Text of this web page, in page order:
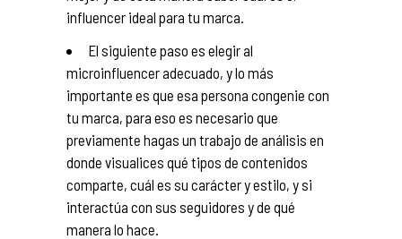
influencer ideal para tu marca.
El siguiente paso es elegir al
microinfluencer adecuado, y lo más
importante es que esa persona congenie con
tu marca, para eso es necesario que
previamente hagas un trabajo de análisis en
donde visualices qué tipos de contenidos
comparte, cuál es su carácter y estilo, y si
interactúa con sus seguidores y de qué
manera lo hace.